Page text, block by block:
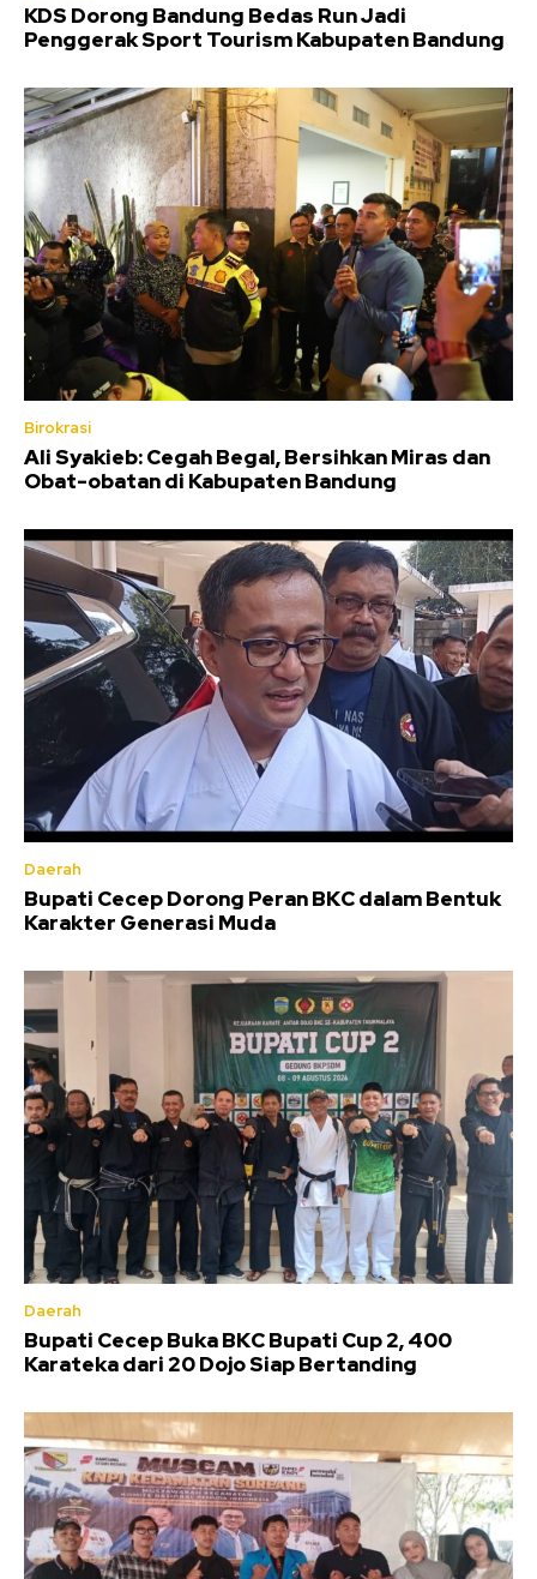
KDS Dorong Bandung Bedas Run Jadi
Penggerak Sport Tourism Kabupaten Bandung
Birokrasi
Ali Syakieb: Cegah Begal, Bersihkan Miras dan
Obat-obatan di Kabupaten Bandung
Daerah
Bupati Cecep Dorong Peran BKC dalam Bentuk
Karakter Generasi Muda
Daerah
Bupati Cecep Buka BKC Bupati Cup 2, 400
Karateka dari 20 Dojo Siap Bertanding